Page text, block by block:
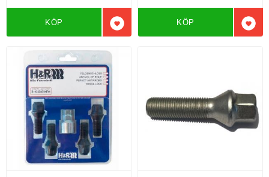
Lägg till i favoriter
KÖP KÖP